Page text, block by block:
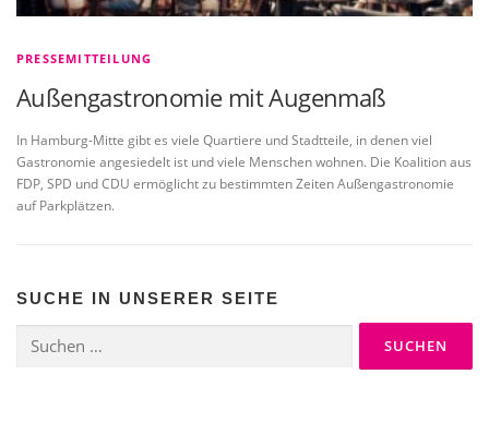
PRESSEMITTEILUNG
Außengastronomie mit Augenmaß
In Hamburg-Mitte gibt es viele Quartiere und Stadtteile, in denen viel
Gastronomie angesiedelt ist und viele Menschen wohnen. Die Koalition aus
FDP, SPD und CDU ermöglicht zu bestimmten Zeiten Außengastronomie
auf Parkplätzen.
SUCHE IN UNSERER SEITE
nach: